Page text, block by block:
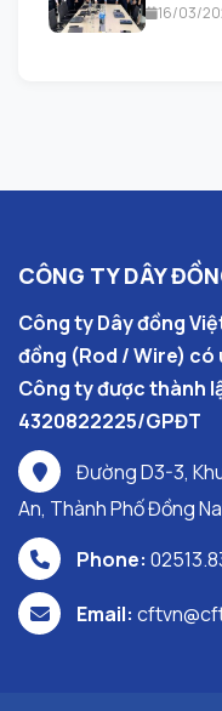
16/03/
CÔNG TY DÂY
Công ty Dây đồng
đồng (Rod / Wire) có
Công ty được thành
4320822225/GPĐT
Đường D3-3,
An, Thành Phố Đồng
Phone:
Email: